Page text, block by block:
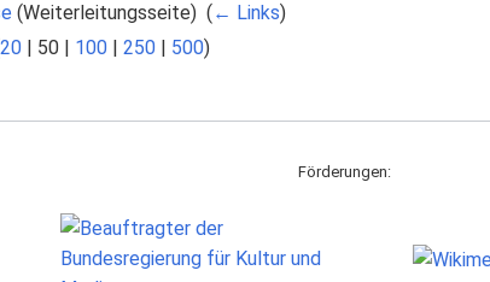
(Weiterleitungsseite) ‎( ← Links)
20 50 100 250 500)
Förderungen: